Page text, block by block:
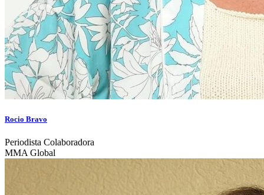
Rocio Bravo
Periodista Colaboradora
MMA Global